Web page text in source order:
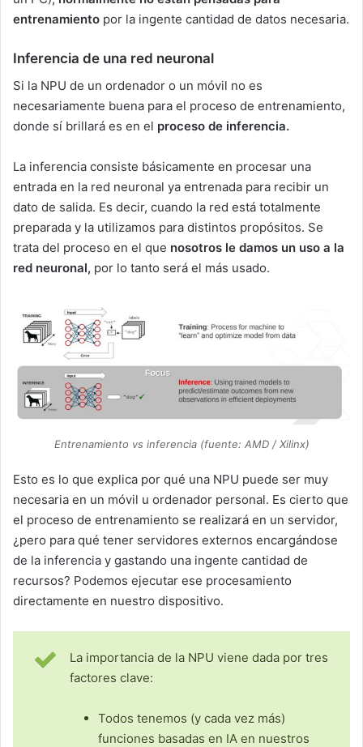
entrenamiento por la ingente cantidad de datos necesaria.
Inferencia de una red neuronal
Si la NPU de un ordenador o un móvil no es
necesariamente buena para el proceso de entrenamiento,
donde sí brillará es en el proceso de inferencia.
La inferencia consiste básicamente en procesar una
entrada en la red neuronal ya entrenada para recibir un
dato de salida. Es decir, cuando la red está totalmente
preparada y la utilizamos para distintos propósitos. Se
trata del proceso en el que nosotros le damos un uso a la
red neuronal, por lo tanto será el más usado.
Entrenamiento vs inferencia (fuente: AMD / Xilinx)
Esto es lo que explica por qué una NPU puede ser muy
necesaria en un móvil u ordenador personal. Es cierto que
el proceso de entrenamiento se realizará en un servidor,
¿pero para qué tener servidores externos encargándose
de la inferencia y gastando una ingente cantidad de
recursos? Podemos ejecutar ese procesamiento
directamente en nuestro dispositivo.
La importancia de la NPU viene dada por tres
factores clave:
Todos tenemos (y cada vez más)
funciones basadas en IA en nuestros